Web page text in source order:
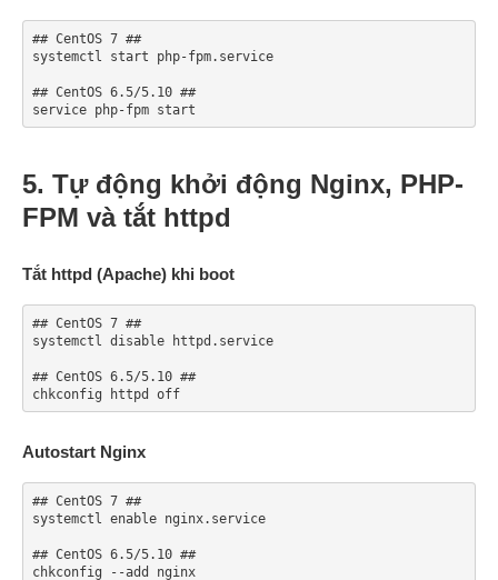
## CentOS 7 ##
systemctl start php-fpm.service
## CentOS 6.5/5.10 ##
service php-fpm start
5. Tự động khởi động Nginx, PHP-
FPM và tắt httpd
Tắt httpd (Apache) khi boot
## CentOS 7 ##
systemctl disable httpd.service
## CentOS 6.5/5.10 ##
chkconfig httpd off
Autostart Nginx
## CentOS 7 ##
systemctl enable nginx.service
## CentOS 6.5/5.10 ##
chkconfig --add nginx